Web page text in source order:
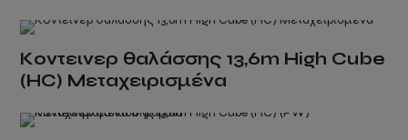
Κοντεινερ θαλάσσης 13,6m High Cube
(HC) Μεταχειρισμένα